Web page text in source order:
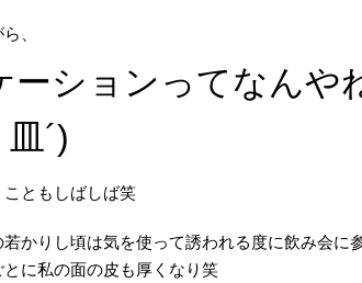
、
ーションってなんや
´)
ともしばしば笑
かりし頃は気を使って誘われる度に飲み会に
に私の面の皮も厚くなり笑